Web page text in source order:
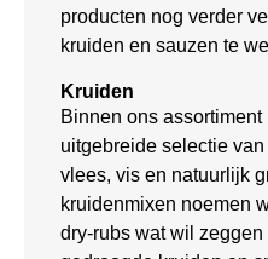
producten nog verder
kruiden en sauzen te
Kruiden
Binnen ons
uitgebreide selectie
vlees, vis en natuurlijk
kruidenmixen noemen
dry-rubs wat wil